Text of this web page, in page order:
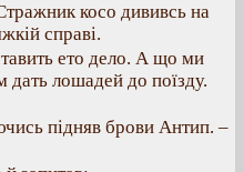
косо дививсь на
справі.
ето дело. А що ми
дать лошадей до поїзду.
підняв брови Антип. –